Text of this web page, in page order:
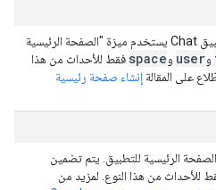
يفتح المستخدم رسالة مباشرة من تطبيق Chat يستخدم ميزة "الصفحة الرئيسية
وuser وspace فقط للأحداث من هذا
على المقالة إنشاء صفحة رئيسية
الرئيسية للتطبيق. يتم تضمين
للأحداث من هذا النوع. لمزيد من